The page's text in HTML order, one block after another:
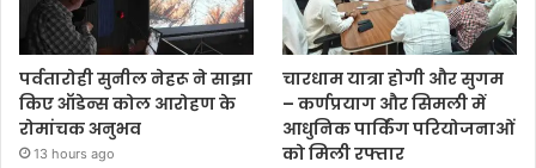
पर्वतारोही सुनील नेहरू ने साझा
किए ऑडेन्स कोल आरोहण के
रोमांचक अनुभव
13 hours ago
चारधाम यात्रा होगी और सुगम
– कर्णप्रयाग और सिमली में
आधुनिक पार्किंग परियोजनाओं
को मिली रफ्तार